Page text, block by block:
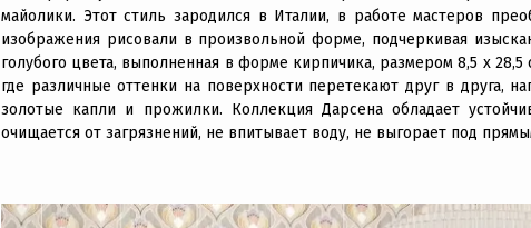
майолики. Этот стиль зародился в Италии, в работе мастеров
изображения рисовали в произвольной форме, подчеркивая
голубого цвета, выполненная в форме кирпичика, размером 8,5 x
где различные оттенки на поверхности перетекают друг в друга,
золотые капли и прожилки. Коллекция Дарсена обладает
очищается от загрязнений, не впитывает воду, не выгорает под